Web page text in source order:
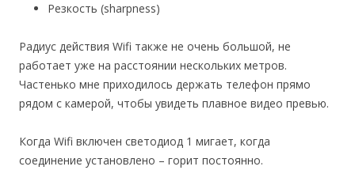
Резкость (sharpness)
Радиус действия Wifi также не очень большой, не
работает уже на расстоянии нескольких метров.
Частенько мне приходилось держать телефон прямо
рядом с камерой, чтобы увидеть плавное видео превью.
Когда Wifi включен светодиод 1 мигает, когда
соединение установлено – горит постоянно.